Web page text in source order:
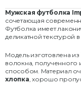
Мужская футболка
сочетающая
Футболка имеет
деликатной текстурой
Модель изготовлена из
волокна, полученного
способом. Материал
хлопка, хорошо